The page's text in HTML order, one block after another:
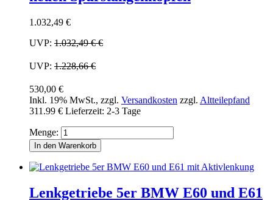
1.032,49 €
UVP: 1.032,49 €€
UVP: 1.228,66 €
530,00 €
Inkl. 19% MwSt., zzgl. Versandkosten zzgl. Altteilepfand
311.99 € Lieferzeit: 2-3 Tage
Menge:
In den Warenkorb
Lenkgetriebe 5er BMW E60 und E61